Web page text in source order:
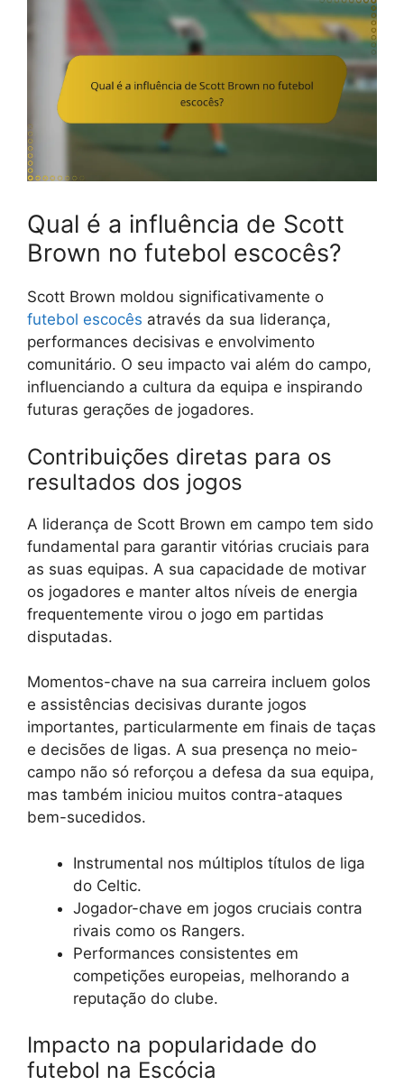
Qual é a influência de Scott
Brown no futebol escocês?
Scott Brown moldou significativamente o
futebol escocês através da sua liderança,
performances decisivas e envolvimento
comunitário. O seu impacto vai além do campo,
influenciando a cultura da equipa e inspirando
futuras gerações de jogadores.
Contribuições diretas para os
resultados dos jogos
A liderança de Scott Brown em campo tem sido
fundamental para garantir vitórias cruciais para
as suas equipas. A sua capacidade de motivar
os jogadores e manter altos níveis de energia
frequentemente virou o jogo em partidas
disputadas.
Momentos-chave na sua carreira incluem golos
e assistências decisivas durante jogos
importantes, particularmente em finais de taças
e decisões de ligas. A sua presença no meio-
campo não só reforçou a defesa da sua equipa,
mas também iniciou muitos contra-ataques
bem-sucedidos.
Instrumental nos múltiplos títulos de liga
do Celtic.
Jogador-chave em jogos cruciais contra
rivais como os Rangers.
Performances consistentes em
competições europeias, melhorando a
reputação do clube.
Impacto na popularidade do
futebol na Escócia